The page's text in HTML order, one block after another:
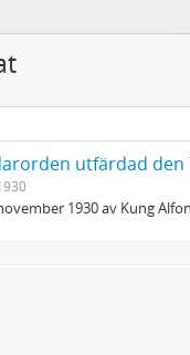
utfärdad
1930 av Kung